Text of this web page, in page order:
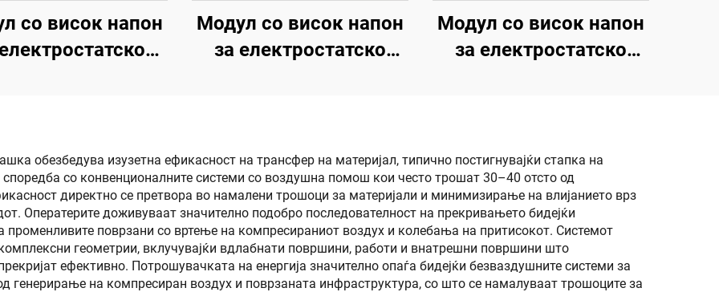
со висок напон
Модул со висок напон
за електростатско
Модул со висок напон
за електростатско
обезбедува изузетна ефикасност на трансфер на материјал, типично постигнувајќи стапка на
со конвенционалните системи со воздушна помош кои често трошат 30–40 отсто од
директно се претвора во намалени трошоци за материјали и минимизирање на влијанието врз
Оператерите доживуваат значително подобро последователност на прекривањето бидејќи
поврзани со вртење на компресираниот воздух и колебања на притисокот. Системот
геометрии, вклучувајќи вдлабнати површини, работи и внатрешни површини што
ефективно. Потрошувачката на енергија значително опаѓа бидејќи безваздушните системи за
генерирање на компресиран воздух и поврзаната инфраструктура, со што се намалуваат трошоците за